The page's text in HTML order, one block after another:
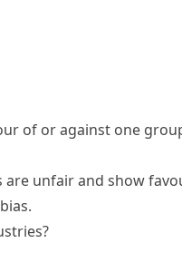
of or against one
are unfair and show